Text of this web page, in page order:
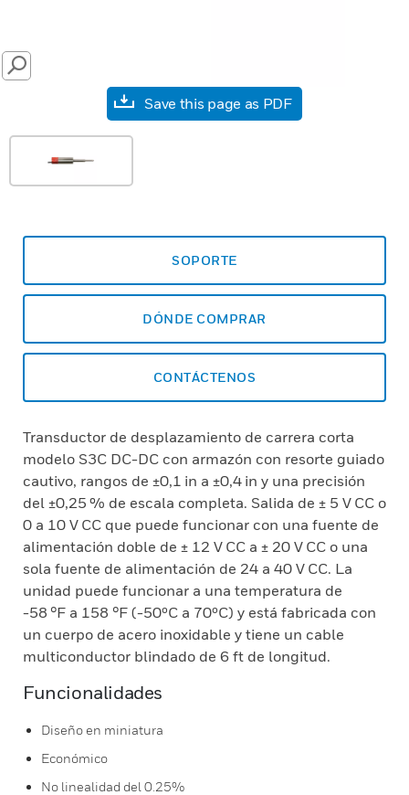
SEARCH
Save this page as PDF
SOPORTE
DÓNDE COMPRAR
CONTÁCTENOS
Transductor de desplazamiento de carrera corta
modelo S3C DC-DC con armazón con resorte guiado
cautivo, rangos de ±0,1 in a ±0,4 in y una precisión
del ±0,25 % de escala completa. Salida de ± 5 V CC o
0 a 10 V CC que puede funcionar con una fuente de
alimentación doble de ± 12 V CC a ± 20 V CC o una
sola fuente de alimentación de 24 a 40 V CC. La
unidad puede funcionar a una temperatura de
-58 °F a 158 °F (-50ºC a 70ºC) y está fabricada con
un cuerpo de acero inoxidable y tiene un cable
multiconductor blindado de 6 ft de longitud.
Funcionalidades
Diseño en miniatura
Económico
No linealidad del 0.25%